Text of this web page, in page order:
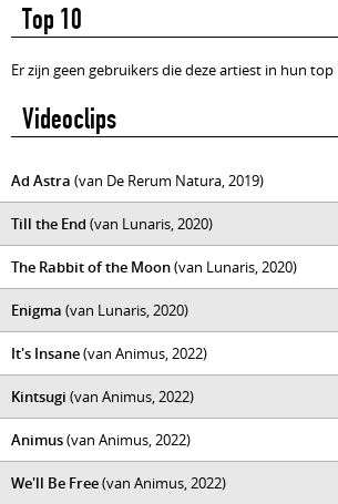
Top 10
Er zijn geen gebruikers die deze artiest in hun
Videoclips
Ad Astra (van De Rerum Natura, 2019)
Till the End (van Lunaris, 2020)
The Rabbit of the Moon(van Lunaris, 2020)
Enigma (van Lunaris, 2020)
It's Insane(van Animus, 2022)
Kintsugi (van Animus, 2022)
Animus(van Animus, 2022)
We'll Be Free(van Animus, 2022)